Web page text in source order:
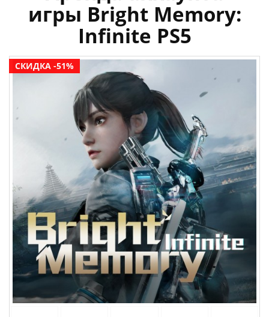
игры Bright Memory:
Infinite PS5
СКИДКА -51%